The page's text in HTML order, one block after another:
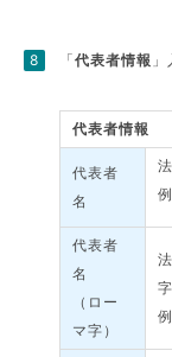
「代表者情報
代表者情報
代表者
名
代表者
名
（ロー
マ字）